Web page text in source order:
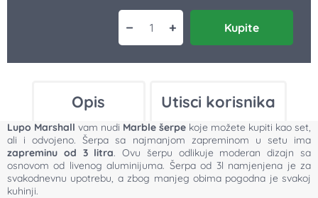
−Marble šerpa 3 l količina
+ Kupite
Opis Utisci korisnika
Lupo Marshall vam nudi Marble šerpe koje možete kupiti kao set,
ali i odvojeno. Šerpa sa najmanjom zapreminom u setu ima
zapreminu od 3 litra. Ovu šerpu odlikuje moderan dizajn sa
osnovom od livenog aluminijuma. Šerpa od 3l namjenjena je za
svakodnevnu upotrebu, a zbog manjeg obima pogodna je svakoj
kuhinji.